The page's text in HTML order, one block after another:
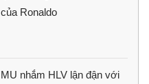
của Ronaldo
MU nhắm HLV lận đận với